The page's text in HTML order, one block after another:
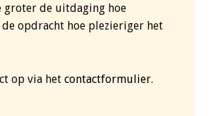
groter de uitdaging hoe
opdracht hoe plezieriger het
op via het contactformulier.